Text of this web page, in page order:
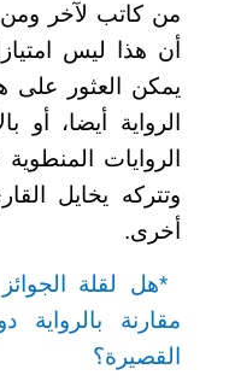
من كاتب لآخر
أن هذا ليس
يمكن العثور على
الرواية أيضا،
الروايات
وتتركه يخايل
أخرى.
*هل لقلة
مقارنة
القصيرة؟